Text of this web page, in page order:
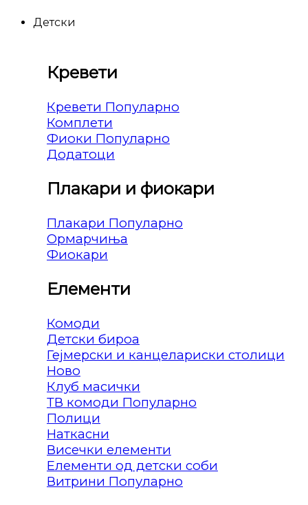
Детски
Кревети
Кревети
Комплети
Фиоки
Додатоци
Плакари и фиокари
Плакари
Ормарчиња
Фиокари
Елементи
Комоди
Детски бироа
Гејмерски и канцелариски столици
Клуб масички
ТВ комоди
Полици
Наткасни
Висечки елементи
Елементи од детски соби
Витрини